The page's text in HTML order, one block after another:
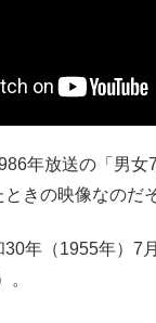
年放送の「男女
きの映像なのだ
30年（1955年）7
。